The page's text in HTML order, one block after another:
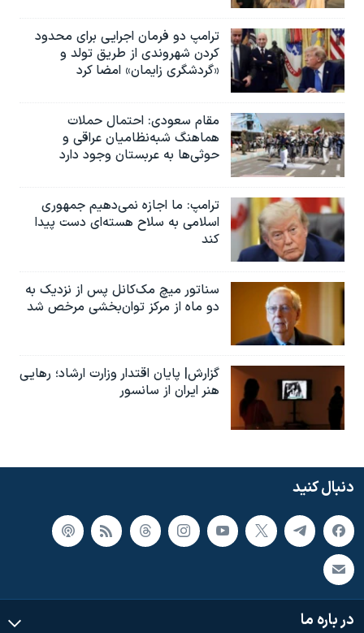
ترامپ دو فرمان اجرایی برای محدود
کردن شهروندی از طریق تولد و
«گردشگری زایمان» امضا کرد
مقام سعودی: احتمال حملات
هماهنگ شبه‌نظامیان عراقی و
حوثی‌ها به عربستان وجود دارد
ترامپ: ما اجازه نمی‌دهیم جمهوری
اسلامی به سلاح هسته‌ای دست پیدا
کند
سناتور میچ مک‌کانل پس از نزدیک به
دو ماه از مرکز توان‌بخشی مرخص شد
گزارش| پایان اقتدار وزارت ارشاد؛ رهایی
هنر ایران از سانسور
دنبال کنید
در باره ما